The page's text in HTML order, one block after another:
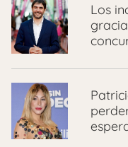
Los